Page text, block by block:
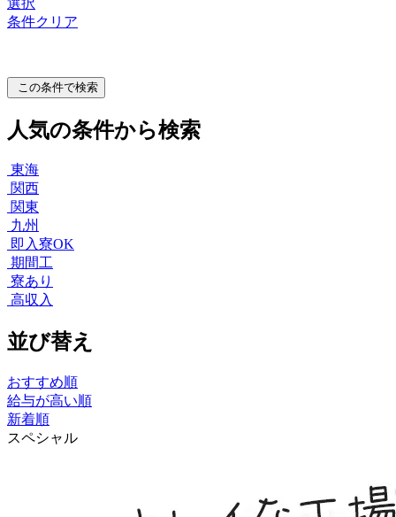
条件クリア
この条件で検索
人気の条件から検索
東海
関西
関東
九州
即入寮OK
期間工
寮あり
高収入
並び替え
おすすめ順
給与が高い順
新着順
スペシャル